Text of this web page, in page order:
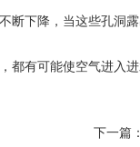
断下降，当这些孔洞
都有可能使空气进入进
下一篇：